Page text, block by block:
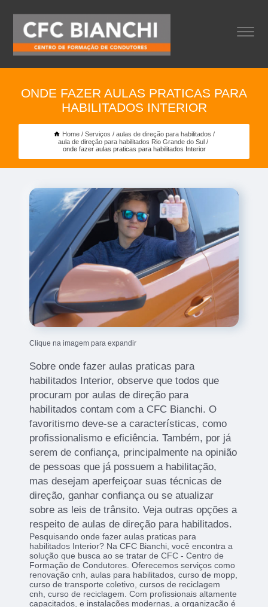
ONDE FAZER AULAS PRATICAS PARA
HABILITADOS INTERIOR
Home Serviços
aulas de direção para habilitados
aula de direção para habilitados Rio Grande do Sul
onde fazer aulas praticas para habilitados Interior
Clique na imagem para expandir
Sobre onde fazer aulas praticas para
habilitados Interior, observe que todos que
procuram por aulas de direção para
habilitados contam com a CFC Bianchi. O
favoritismo deve-se a características, como
profissionalismo e eficiência. Também, por já
serem de confiança, principalmente na opinião
de pessoas que já possuem a habilitação,
mas desejam aperfeiçoar suas técnicas de
direção, ganhar confiança ou se atualizar
sobre as leis de trânsito. Veja outras opções a
respeito de aulas de direção para habilitados.
Pesquisando onde fazer aulas praticas para
habilitados Interior? Na CFC Bianchi, você encontra a
solução que busca ao se tratar de CFC - Centro de
Formação de Condutores. Oferecemos serviços como
renovação cnh, aulas para habilitados, curso de mopp,
curso de transporte coletivo, cursos de reciclagem
cnh, curso de reciclagem. Com profissionais altamente
capacitados, e instalações modernas, a organização é